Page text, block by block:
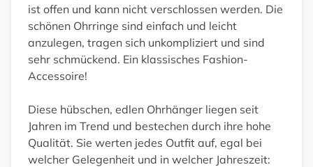
ist offen und kann nicht verschlossen werden. Die
schönen Ohrringe sind einfach und leicht
anzulegen, tragen sich unkompliziert und sind
sehr schmückend. Ein klassisches Fashion-
Accessoire!
Diese hübschen, edlen Ohrhänger liegen seit
Jahren im Trend und bestechen durch ihre hohe
Qualität. Sie werten jedes Outfit auf, egal bei
welcher Gelegenheit und in welcher Jahreszeit: